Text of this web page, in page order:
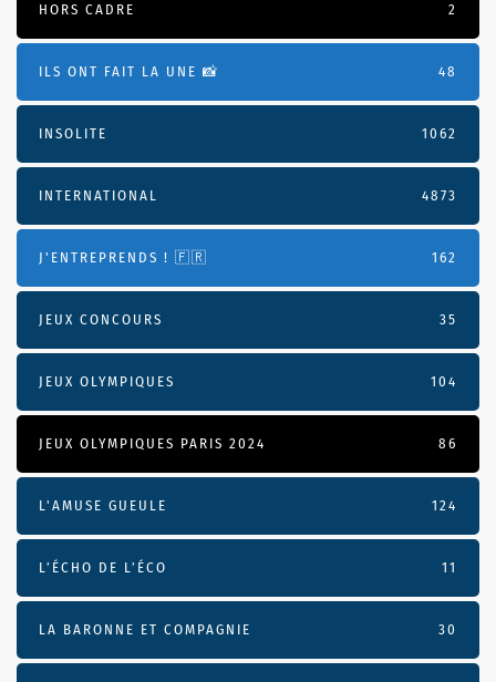
HORS CADRE 2
ILS ONT FAIT LA UNE 📸 48
INSOLITE 1062
INTERNATIONAL 4873
J'ENTREPRENDS ! 🇫🇷 162
JEUX CONCOURS 35
JEUX OLYMPIQUES 104
JEUX OLYMPIQUES PARIS 2024 86
L'AMUSE GUEULE 124
L’ÉCHO DE L’ÉCO 11
LA BARONNE ET COMPAGNIE 30